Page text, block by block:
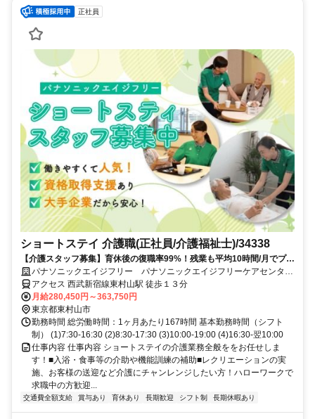
正社員
ショートステイ 介護職(正社員/介護福祉士)/34338
【介護スタッフ募集】育休後の復職率99%！残業も平均10時間/月でプラ
イベートとの両立も可能です入社時や階級別の研修あり◎スキルや役割
に応じたグレード設定で、あなたのキャリアアップを応援します！
パナソニックエイジフリー パナソニックエイジフリーケアセンター
東村山・ショートステイ
アクセス 西武新宿線東村山駅 徒歩１３分
月給280,450円～363,750円
東京都東村山市
勤務時間 総労働時間：1ヶ月あたり167時間 基本勤務時間（シフト
制） (1)7:30-16:30 (2)8:30-17:30 (3)10:00-19:00 (4)16:30-翌10:00
仕事内容 仕事内容 ショートステイの介護業務全般ををお任せしま
す！■入浴・食事等の介助や機能訓練の補助■レクリエーションの実
施、お客様の送迎など介護にチャンレンジしたい方！ハローワークで
求職中の方歓迎...
交通費全額支給 賞与あり 育休あり 長期歓迎 シフト制 長期休暇あり